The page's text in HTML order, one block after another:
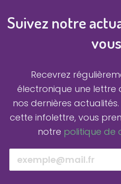
Suivez notre
Recevrez
électronique une lettre
nos dernières actualités.
cette infolettre, vous
notre politique de